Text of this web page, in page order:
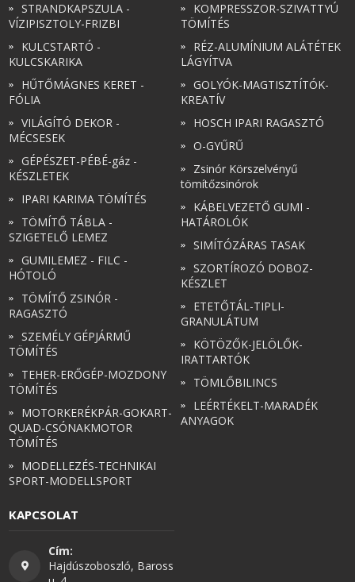
STRANDKAPSZULA -
VÍZIPISZTOLY-FRIZBI
KULCSTARTÓ -
KULCSKARIKA
HŰTŐMÁGNES KERET -
FÓLIA
VILÁGÍTÓ DEKOR -
MÉCSESEK
GÉPÉSZET-PÉBÉ-gáz -
KÉSZLETEK
IPARI KARIMA TÖMÍTÉS
TÖMÍTŐ TÁBLA -
SZIGETELŐ LEMEZ
GUMILEMEZ - FILC -
HÓTOLÓ
TÖMÍTŐ ZSINÓR -
RAGASZTÓ
SZEMÉLY GÉPJÁRMŰ
TÖMÍTÉS
TEHER-ERŐGÉP-MOZDONY
TÖMÍTÉS
MOTORKERÉKPÁR-GOKART-
QUAD-CSÓNAKMOTOR
TÖMÍTÉS
MODELLEZÉS-TECHNIKAI
SPORT-MODELLSPORT
KOMPRESSZOR-SZIVATTYÚ
TÖMÍTÉS
RÉZ-ALUMÍNIUM ALÁTÉTEK
LÁGYÍTVA
GOLYÓK-MAGTISZTÍTÓK-
KREATÍV
HOSCH IPARI RAGASZTÓ
O-GYŰRŰ
Zsinór Körszelvényű
tömítőzsinórok
KÁBELVEZETŐ GUMI -
HATÁROLÓK
SIMÍTÓZÁRAS TASAK
SZORTÍROZÓ DOBOZ-
KÉSZLET
ETETŐTÁL-TIPLI-
GRANULÁTUM
KÖTÖZŐK-JELÖLŐK-
IRATTARTÓK
TÖMLŐBILINCS
LEÉRTÉKELT-MARADÉK
ANYAGOK
KAPCSOLAT
Cím:
Hajdúszoboszló, Baross